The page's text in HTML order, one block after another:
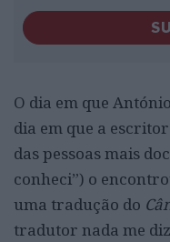
O dia em que
dia em que a
das pessoas mais
conheci”) o
uma tradução do
tradutor nada me